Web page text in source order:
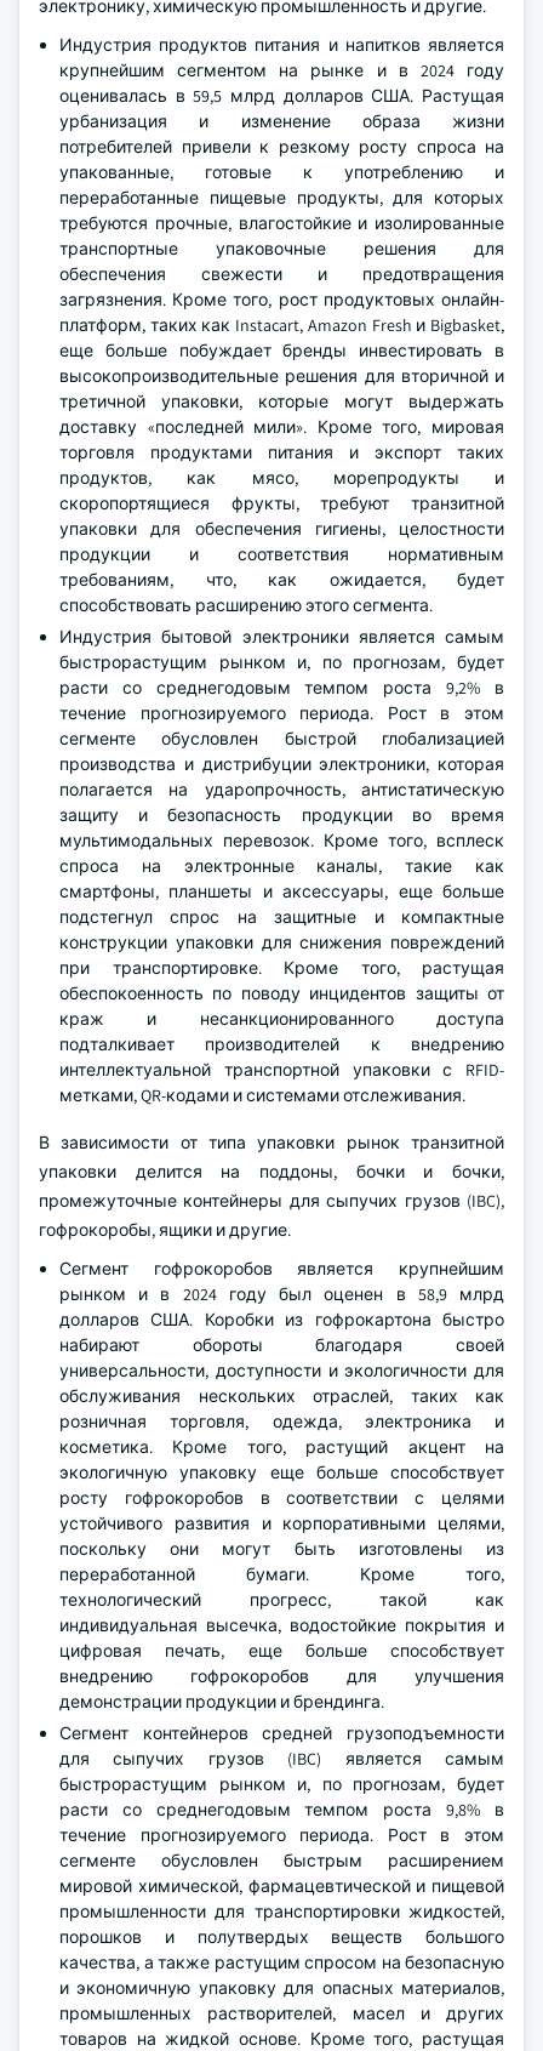
электронику, химическую промышленность и другие.
Индустрия продуктов питания и напитков является
крупнейшим сегментом на рынке и в 2024 году
оценивалась в 59,5 млрд долларов США. Растущая
урбанизация и изменение образа жизни
потребителей привели к резкому росту спроса на
упакованные, готовые к употреблению и
переработанные пищевые продукты, для которых
требуются прочные, влагостойкие и изолированные
транспортные упаковочные решения для
обеспечения свежести и предотвращения
загрязнения. Кроме того, рост продуктовых онлайн-
платформ, таких как Instacart, Amazon Fresh и Bigbasket,
еще больше побуждает бренды инвестировать в
высокопроизводительные решения для вторичной и
третичной упаковки, которые могут выдержать
доставку «последней мили». Кроме того, мировая
торговля продуктами питания и экспорт таких
продуктов, как мясо, морепродукты и
скоропортящиеся фрукты, требуют транзитной
упаковки для обеспечения гигиены, целостности
продукции и соответствия нормативным
требованиям, что, как ожидается, будет
способствовать расширению этого сегмента.
Индустрия бытовой электроники является самым
быстрорастущим рынком и, по прогнозам, будет
расти со среднегодовым темпом роста 9,2% в
течение прогнозируемого периода. Рост в этом
сегменте обусловлен быстрой глобализацией
производства и дистрибуции электроники, которая
полагается на ударопрочность, антистатическую
защиту и безопасность продукции во время
мультимодальных перевозок. Кроме того, всплеск
спроса на электронные каналы, такие как
смартфоны, планшеты и аксессуары, еще больше
подстегнул спрос на защитные и компактные
конструкции упаковки для снижения повреждений
при транспортировке. Кроме того, растущая
обеспокоенность по поводу инцидентов защиты от
краж и несанкционированного доступа
подталкивает производителей к внедрению
интеллектуальной транспортной упаковки с RFID-
метками, QR-кодами и системами отслеживания.
В зависимости от типа упаковки рынок транзитной
упаковки делится на поддоны, бочки и бочки,
промежуточные контейнеры для сыпучих грузов (IBC),
гофрокоробы, ящики и другие.
Сегмент гофрокоробов является крупнейшим
рынком и в 2024 году был оценен в 58,9 млрд
долларов США. Коробки из гофрокартона быстро
набирают обороты благодаря своей
универсальности, доступности и экологичности для
обслуживания нескольких отраслей, таких как
розничная торговля, одежда, электроника и
косметика. Кроме того, растущий акцент на
экологичную упаковку еще больше способствует
росту гофрокоробов в соответствии с целями
устойчивого развития и корпоративными целями,
поскольку они могут быть изготовлены из
переработанной бумаги. Кроме того,
технологический прогресс, такой как
индивидуальная высечка, водостойкие покрытия и
цифровая печать, еще больше способствует
внедрению гофрокоробов для улучшения
демонстрации продукции и брендинга.
Сегмент контейнеров средней грузоподъемности
для сыпучих грузов (IBC) является самым
быстрорастущим рынком и, по прогнозам, будет
расти со среднегодовым темпом роста 9,8% в
течение прогнозируемого периода. Рост в этом
сегменте обусловлен быстрым расширением
мировой химической, фармацевтической и пищевой
промышленности для транспортировки жидкостей,
порошков и полутвердых веществ большого
качества, а также растущим спросом на безопасную
и экономичную упаковку для опасных материалов,
промышленных растворителей, масел и других
товаров на жидкой основе. Кроме того, растущая